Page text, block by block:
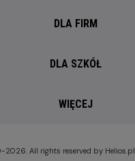
DLA FIRM
DLA SZKÓŁ
WIĘCEJ
All rights reserved by Helios.pl